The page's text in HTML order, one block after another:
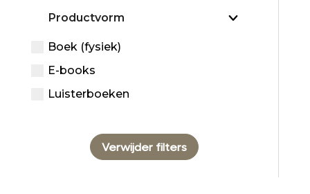
Productvorm
Boek (fysiek)
E-books
Luisterboeken
Verwijder filters